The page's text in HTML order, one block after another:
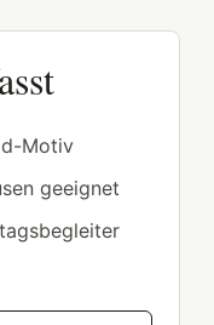
Motiv
geeignet